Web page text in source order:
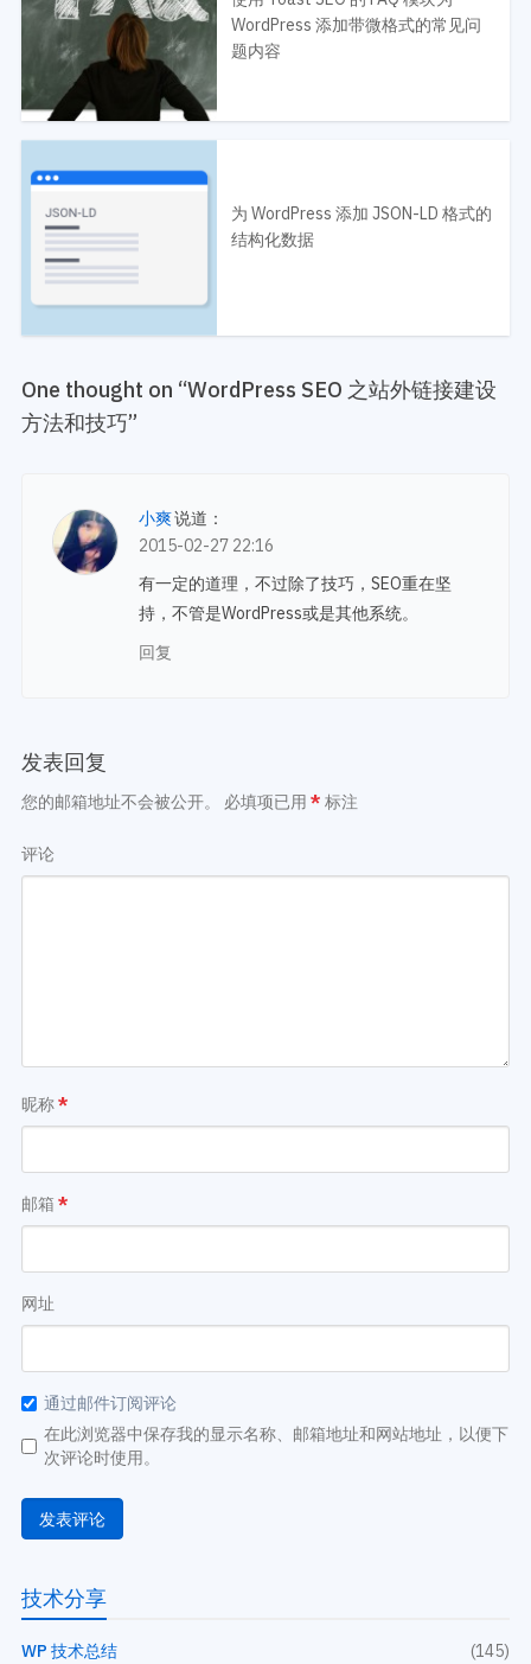
WordPress 添加带微格式的常见问
题内容
为 WordPress 添加 JSON-LD 格式的
结构化数据
One thought on “WordPress SEO 之站外链接建设
方法和技巧”
小爽说道：
2015-02-27 22:16
有一定的道理，不过除了技巧，SEO重在坚
持，不管是WordPress或是其他系统。
回复
发表回复
您的邮箱地址不会被公开。 必填项已用 * 标注
评论
昵称*
邮箱 *
网址
通过邮件订阅评论
在此浏览器中保存我的显示名称、邮箱地址和网站地址，以便下
次评论时使用。
技术分享
WP 技术总结
(145)